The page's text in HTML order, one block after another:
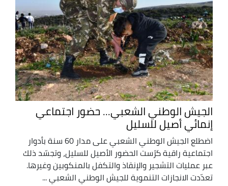
الجيش الوطني الشعبي... حضور اجتماعي
إنمائي أصيل للسليل
اضطلع الجيش الوطني الشعبي على مدار 60 سنة بأدوار
اجتماعية راقية كرّست الحضور الأصيل للسليل، وتجسّد ذلك
عبر عمليات التشجير والإنقاذ والتكفل بالمنكوبين وغيرها.
تعدّدت الانجازات التنموية للجيش الوطني الشعبي ...